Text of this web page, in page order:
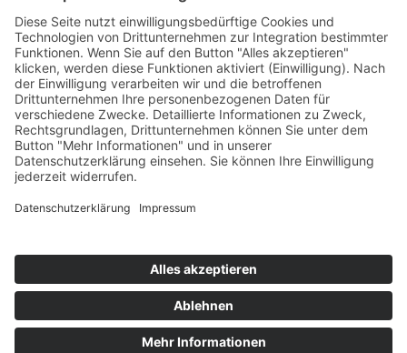
Presse & Downloads
Pressemitteilungen
Pressefotos
BASis Info
Newsletter-Abo
Kontakt Datenschutz Impressum